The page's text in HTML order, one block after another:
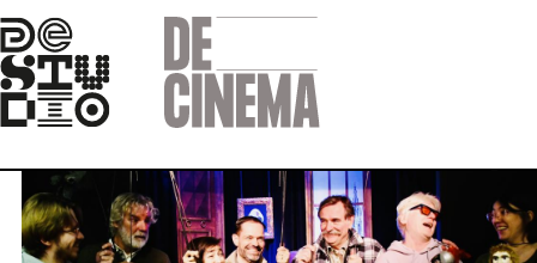
Skip
to
main
navigation